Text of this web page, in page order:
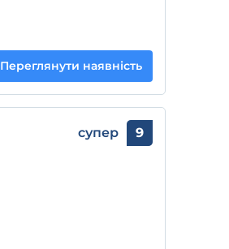
Переглянути наявність
супер 9